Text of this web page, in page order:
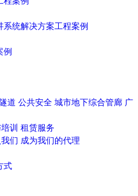
道 公共安全 城市地下综合管廊 广
训 租赁服务
们 成为我们的代理